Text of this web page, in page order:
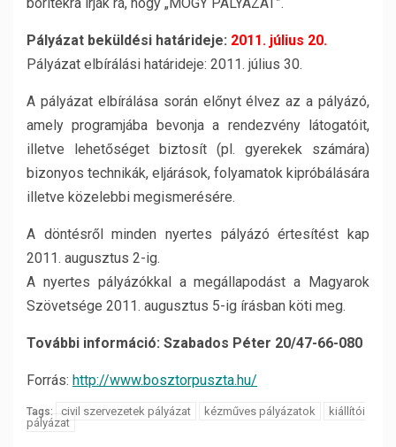
Pályázat beküldési határideje: 2011. július 20.
Pályázat elbírálási határideje: 2011. július 30.
A pályázat elbírálása során előnyt élvez az a pályázó,
amely programjába bevonja a rendezvény látogatóit,
illetve lehetőséget biztosít (pl. gyerekek számára)
bizonyos technikák, eljárások, folyamatok kipróbálására
illetve közelebbi megismerésére.
A döntésről minden nyertes pályázó értesítést kap
2011. augusztus 2-ig.
A nyertes pályázókkal a megállapodást a Magyarok
Szövetsége 2011. augusztus 5-ig írásban köti meg.
További információ: Szabados Péter 20/47-66-080
Forrás: http://www.bosztorpuszta.hu/
Tags: civil szervezetek pályázat kézműves pályázatok
kiállítói
pályázat